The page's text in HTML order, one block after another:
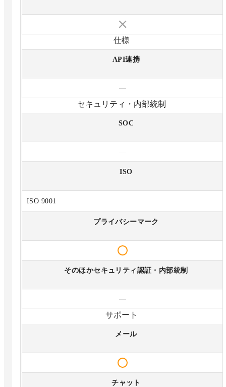
仕様
API連携
—
セキュリティ・内部統制
SOC
—
ISO
ISO 9001
プライバシーマーク
そのほかセキュリティ認証・内部統制
—
サポート
メール
チャット